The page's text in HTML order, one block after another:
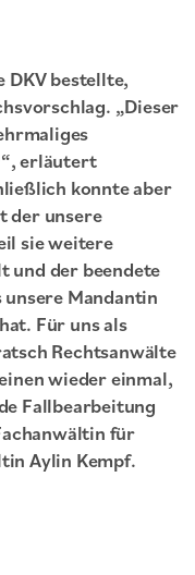
DKV bestellte,
„Dieser
erläutert
konnte aber
der unsere
sie weitere
und der beendete
Mandantin
Für uns als
Rechtsanwälte
wieder einmal,
Fallbearbeitung
für
Aylin Kempf.